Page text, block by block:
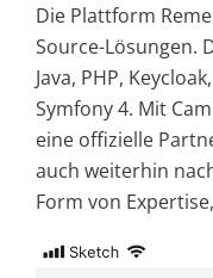
Die Plattform
Source-Lösungen.
Java, PHP,
Symfony 4. Mit
eine offizielle
auch weiterhin
Form von